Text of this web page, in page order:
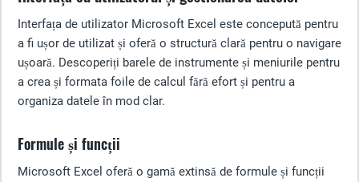
Interfața de utilizator Microsoft Excel este concepută pentru
a fi ușor de utilizat și oferă o structură clară pentru o navigare
ușoară. Descoperiți barele de instrumente și meniurile pentru
a crea și formata foile de calcul fără efort și pentru a
organiza datele în mod clar.
Formule și funcții
Microsoft Excel oferă o gamă extinsă de formule și funcții